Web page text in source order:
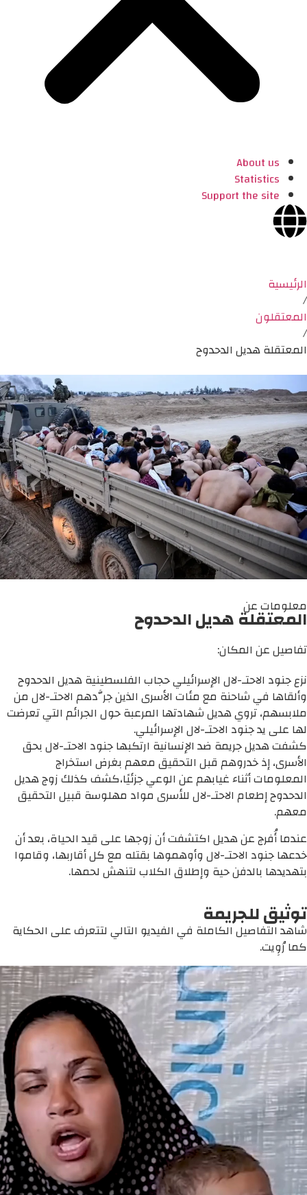
About us
Statistics
Support the site
الرئيسية
/
المعتقلون
/
المعتقلة هديل الدحدوح
معلومات عن
المعتقلة هديل الدحدوح
تفاصيل عن المكان:
نزع جنود الاحتـ-لال الإسرائيلي حجاب الفلسطينية هديل الدحدوح
وألقاها في شاحنة مع مئات الأسرى الذين جرَّدهم الاحتـ-لال من
ملابسهم، تروي هديل شهادتها المرعبة حول الجرائم التي تعرضت
لها على يد جنود الاحتـ-لال الإسرائيلي.
كشفت هديل جريمة ضد الإنسانية ارتكبها جنود الاحتـ-لال بحق
الأسرى، إذ خدروهم قبل التحقيق معهم بغرض استخراج
المعلومات أثناء غيابهم عن الوعي جزئيًا،كشف كذلك زوج هديل
الدحدوح إطعام الاحتـ-لال للأسرى مواد مهلوسة قبيل التحقيق
معهم.
عندما أُفرج عن هديل اكتشفت أن زوجها على قيد الحياة، بعد أن
خدعها جنود الاحتـ-لال وأوهموها بقتله مع كل أقاربها، وقاموا
بتهديدها بالدفن حية وإطلاق الكلاب لتنهش لحمها.
توثيق للجريمة
شاهد التفاصيل الكاملة في الفيديو التالي لتتعرف على الحكاية
كما رُوِيت.